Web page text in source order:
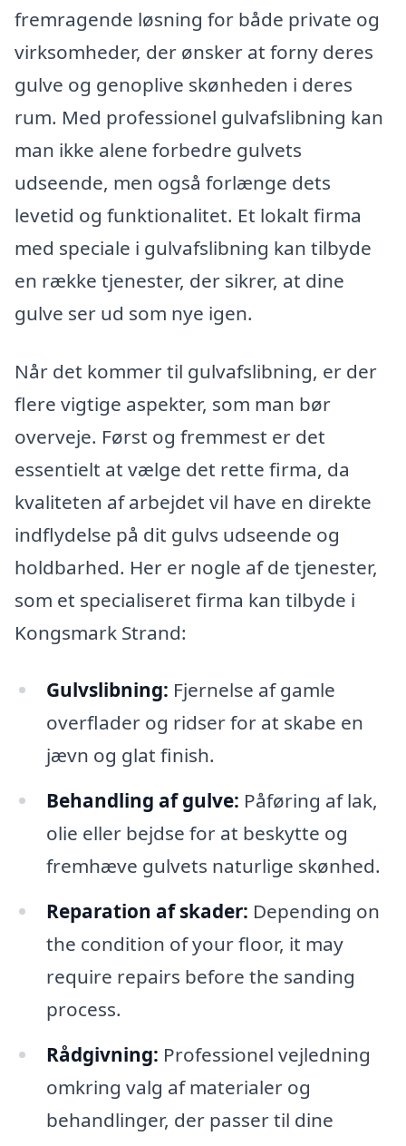
fremragende løsning for både private og
virksomheder, der ønsker at forny deres
gulve og genoplive skønheden i deres
rum. Med professionel gulvafslibning kan
man ikke alene forbedre gulvets
udseende, men også forlænge dets
levetid og funktionalitet. Et lokalt firma
med speciale i gulvafslibning kan tilbyde
en række tjenester, der sikrer, at dine
gulve ser ud som nye igen.
Når det kommer til gulvafslibning, er der
flere vigtige aspekter, som man bør
overveje. Først og fremmest er det
essentielt at vælge det rette firma, da
kvaliteten af arbejdet vil have en direkte
indflydelse på dit gulvs udseende og
holdbarhed. Her er nogle af de tjenester,
som et specialiseret firma kan tilbyde i
Kongsmark Strand:
Gulvslibning: Fjernelse af gamle
overflader og ridser for at skabe en
jævn og glat finish.
Behandling af gulve: Påføring af lak,
olie eller bejdse for at beskytte og
fremhæve gulvets naturlige skønhed.
Reparation af skader: Depending on
the condition of your floor, it may
require repairs before the sanding
process.
Rådgivning: Professionel vejledning
omkring valg af materialer og
behandlinger, der passer til dine